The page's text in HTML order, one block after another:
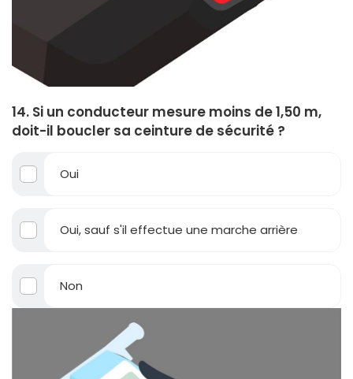
14. Si un conducteur mesure moins de 1,50 m,
doit-il boucler sa ceinture de sécurité ?
Oui
Oui, sauf s'il effectue une marche arrière
Non